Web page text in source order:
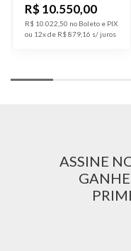
R$ 10.550,00
R$ 10.022,50 no Boleto e PIX
ou 12x de R$ 879,16
ASSINE